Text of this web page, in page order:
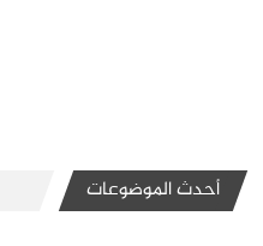
أحدث الموضوعات